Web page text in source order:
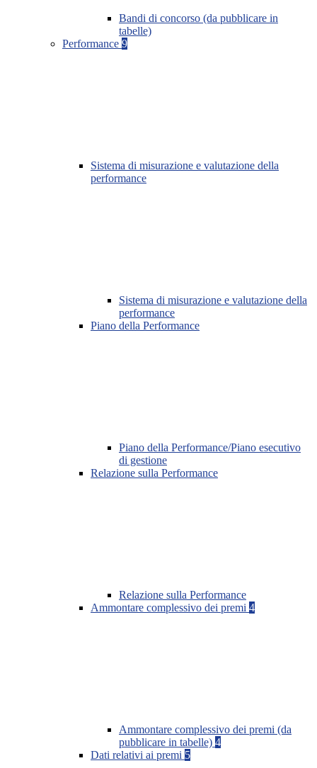
Bandi di concorso (da pubblicare in
tabelle)
Performance 9
Sistema di misurazione e valutazione della
performance
Sistema di misurazione e valutazione della
performance
Piano della Performance
Piano della Performance/Piano esecutivo
di gestione
Relazione sulla Performance
Relazione sulla Performance
Ammontare complessivo dei premi 4
Ammontare complessivo dei premi (da
pubblicare in tabelle) 4
Dati relativi ai premi 5